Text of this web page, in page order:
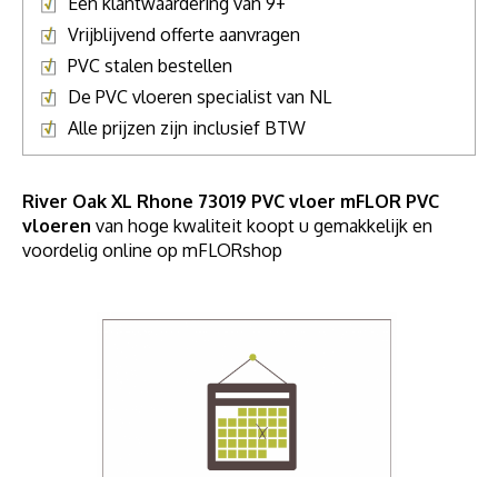
Vrijblijvend offerte aanvragen
PVC stalen bestellen
De PVC vloeren specialist van NL
Alle prijzen zijn inclusief BTW
River Oak XL Rhone 73019 PVC vloer mFLOR PVC
vloeren van hoge kwaliteit koopt u gemakkelijk en
voordelig online op mFLORshop